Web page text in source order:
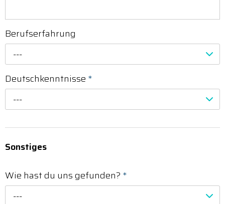
Berufserfahrung
---
Deutschkenntnisse *
---
Sonstiges
Wie hast du uns gefunden? *
---